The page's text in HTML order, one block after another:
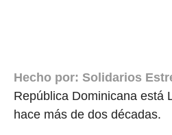
Hecho por: Solidarios
República Dominicana está
hace más de dos décadas.